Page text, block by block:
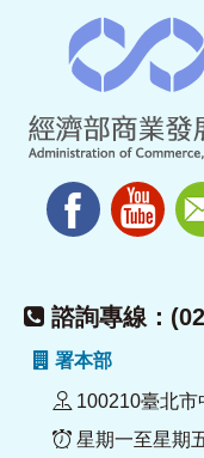
諮詢專線：
署本部
100210臺北市
星期一至星期